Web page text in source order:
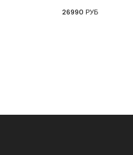
26990 РУБ